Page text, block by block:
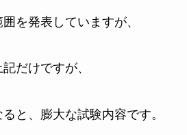
を発表していますが、
だけですが、
と、膨大な試験内容です。